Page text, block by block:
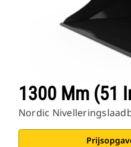
1300 Mm (51
Nordic